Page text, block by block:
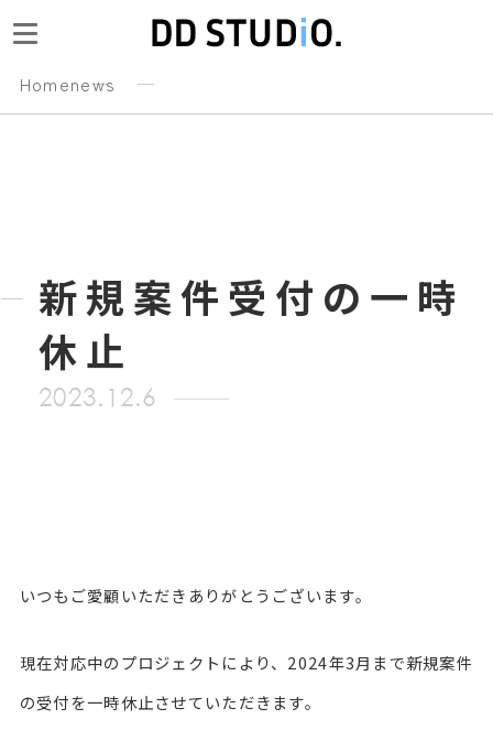
Homenews
新規案件受付の一時
休止
2023.12.6
いつもご愛顧いただきありがとうございます。
現在対応中のプロジェクトにより、2024年3月まで新規案件
の受付を一時休止させていただきます。